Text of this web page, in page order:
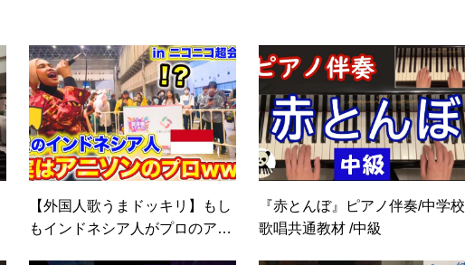
【外国人歌うまドッキリ】もし
もインドネシア人がプロのアニ
『赤とんぼ』ピアノ伴奏/中学校
歌唱共通教材 /中級